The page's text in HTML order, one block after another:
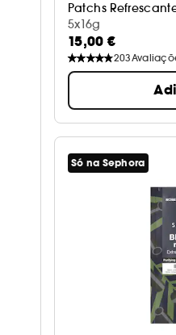
Patchs
5x16g
15,00 €
203
Só na Sephora